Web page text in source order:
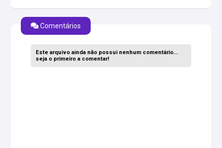
Comentários
Este arquivo ainda não possui nenhum comentário...
seja o primeiro a comentar!